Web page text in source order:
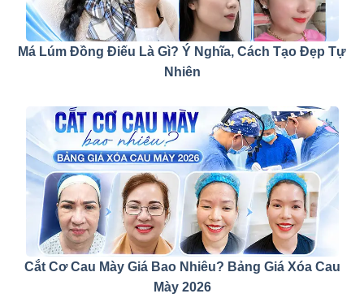
Má Lúm Đồng Điếu Là Gì? Ý Nghĩa, Cách Tạo Đẹp Tự
Nhiên
Cắt Cơ Cau Mày Giá Bao Nhiêu? Bảng Giá Xóa Cau
Mày 2026